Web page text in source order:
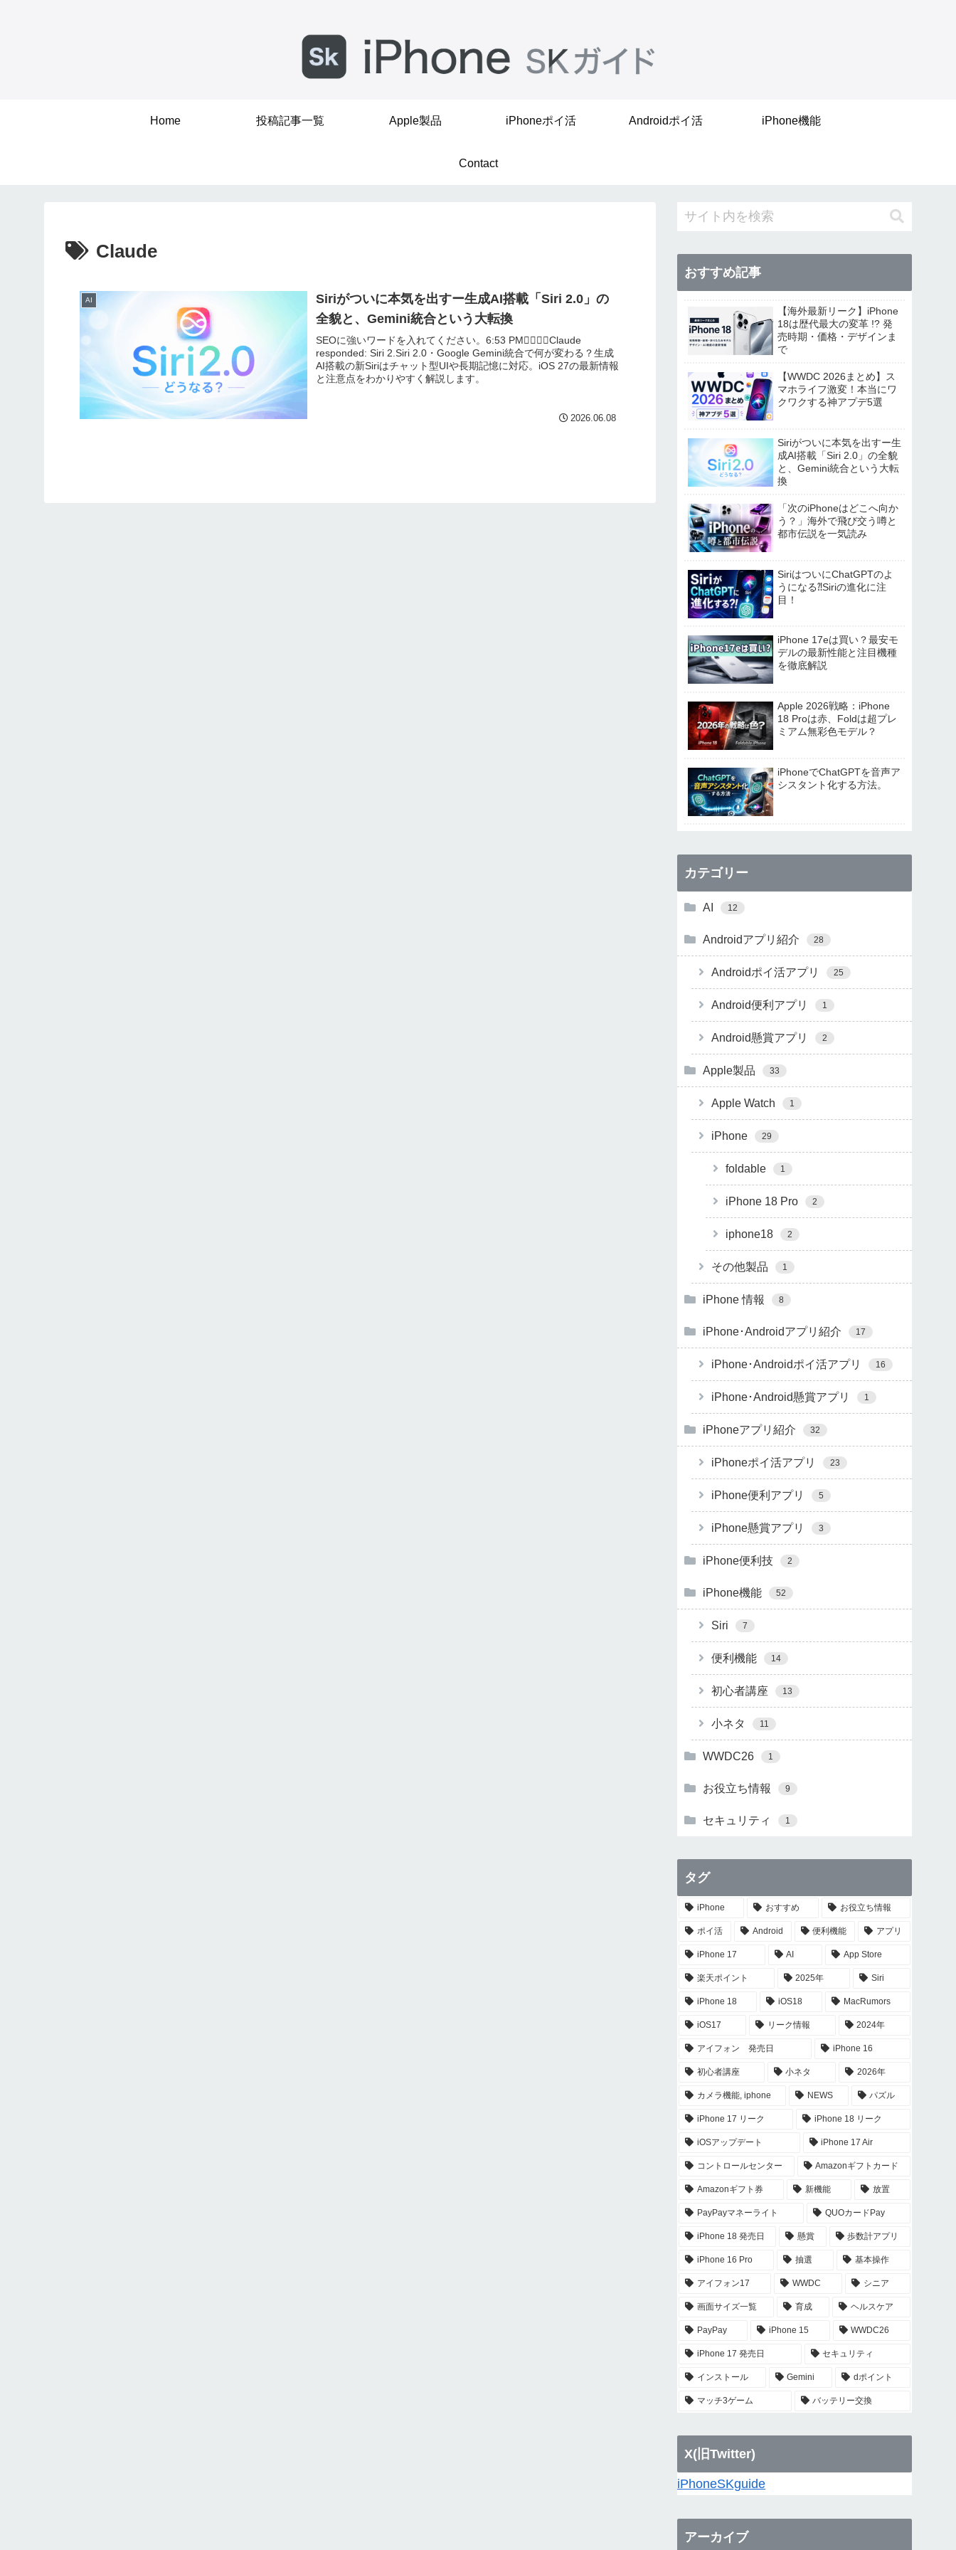
Home 投稿記事一覧 Apple製品 iPhoneポイ活 Androidポイ活 iPhone機能
Contact
Claude
AI
Siriがついに本気を出すー生成AI搭載「Siri 2.0」の
全貌と、Gemini統合という大転換
SEOに強いワードを入れてください。6:53 PMClaude
responded: Siri 2.Siri 2.0・Google Gemini統合で何が変わる？生成
AI搭載の新Siriはチャット型UIや長期記憶に対応。iOS 27の最新情報
と注意点をわかりやすく解説します。
2026.06.08
おすすめ記事
【海外最新リーク】iPhone
18は歴代最大の変革 !? 発
売時期・価格・デザインま
で
【WWDC 2026まとめ】ス
マホライフ激変！本当にワ
クワクする神アプデ5選
Siriがついに本気を出すー生
成AI搭載「Siri 2.0」の全貌
と、Gemini統合という大転
換
「次のiPhoneはどこへ向か
う？」海外で飛び交う噂と
都市伝説を一気読み
SiriはついにChatGPTのよ
うになる⁈Siriの進化に注
目！
iPhone 17eは買い？最安モ
デルの最新性能と注目機種
を徹底解説
Apple 2026戦略：iPhone
18 Proは赤、Foldは超プレ
ミアム無彩色モデル？
iPhoneでChatGPTを音声ア
シスタント化する方法。
カテゴリー
AI 12
Androidアプリ紹介 28
Androidポイ活アプリ 25
Android便利アプリ 1
Android懸賞アプリ 2
Apple製品 33
Apple Watch 1
iPhone 29
foldable 1
iPhone 18 Pro 2
iphone18 2
その他製品 1
iPhone 情報 8
iPhone･Androidアプリ紹介 17
iPhone･Androidポイ活アプリ 16
iPhone･Android懸賞アプリ 1
iPhoneアプリ紹介 32
iPhoneポイ活アプリ 23
iPhone便利アプリ 5
iPhone懸賞アプリ 3
iPhone便利技 2
iPhone機能 52
Siri 7
便利機能 14
初心者講座 13
小ネタ 11
WWDC26 1
お役立ち情報 9
セキュリティ 1
タグ
iPhone おすすめ お役立ち情報
ポイ活 Android 便利機能 アプリ
iPhone 17 AI App Store
楽天ポイント 2025年 Siri
iPhone 18 iOS18 MacRumors
iOS17 リーク情報 2024年
アイフォン 発売日 iPhone 16
初心者講座 小ネタ 2026年
カメラ機能, iphone NEWS パズル
iPhone 17 リーク iPhone 18 リーク
iOSアップデート iPhone 17 Air
コントロールセンター Amazonギフトカード
Amazonギフト券 新機能 放置
PayPayマネーライト QUOカードPay
iPhone 18 発売日 懸賞 歩数計アプリ
iPhone 16 Pro 抽選 基本操作
アイフォン17 WWDC シニア
画面サイズ一覧 育成 ヘルスケア
PayPay iPhone 15 WWDC26
iPhone 17 発売日 セキュリティ
インストール Gemini dポイント
マッチ3ゲーム バッテリー交換
X(旧Twitter)
iPhoneSKguide
アーカイブ